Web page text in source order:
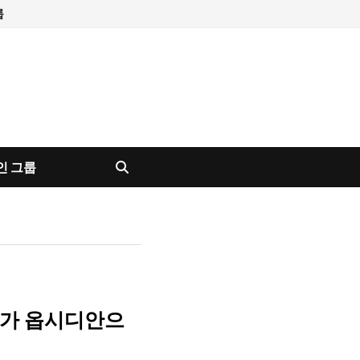
그룹
옵시디안으